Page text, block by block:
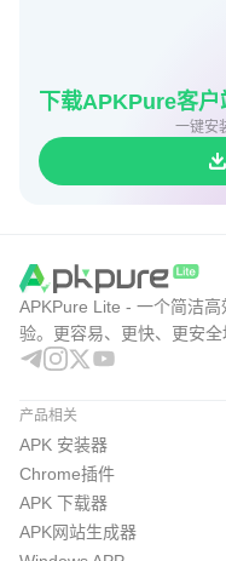
下载APKPure客
一键安
APKPure Lite - 一个简洁
验。更容易、更快、更安全
产品相关
APK 安装器
Chrome插件
APK 下载器
APK网站生成器